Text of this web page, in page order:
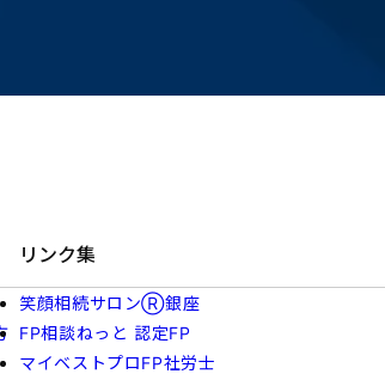
リンク集
笑顔相続サロンⓇ銀座
FP相談ねっと 認定FP
マイベストプロFP社労士